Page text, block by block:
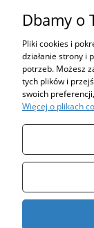
Strona korzysta z
Możesz określić
Specjalizujemy się
Dbamy o
Pliki cookies i
działanie strony i
potrzeb. Możesz
tych plików i
swoich
Więcej o plikach